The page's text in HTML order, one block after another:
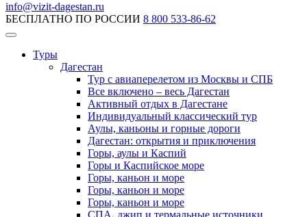
info@vizit-dagestan.ru
БЕСПЛАТНО ПО РОССИИ 8 800 533-86-62
Туры
Дагестан
Тур с авиаперелетом из Москвы и СПБ
Все включено – весь Дагестан
Активный отдых в Дагестане
Индивидуальный классический тур
Аулы, каньоны и горные дороги
Дагестан: открытия и приключения
Горы, аулы и Каспий
Горы и Каспийское море
Горы, каньон и море
Горы, каньон и море
Горы, каньон и море
СПА, джип и термальные источники